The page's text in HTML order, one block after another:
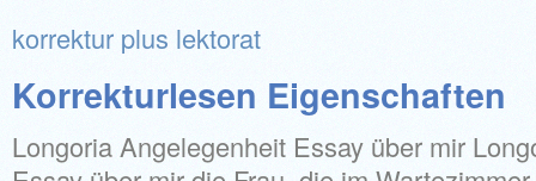
korrektur plus lektorat
Korrekturlesen Eigenschaften
Longoria Angelegenheit Essay über mir